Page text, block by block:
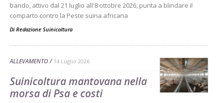
bando, attivo dal 21 luglio all'8 ottobre 2026, punta a blindare il
comparto contro la Peste suina africana
Di Redazione Suinicoltura -
ALLEVAMENTO 14 Luglio 2026
Suinicoltura mantovana nella
morsa di Psa e costi